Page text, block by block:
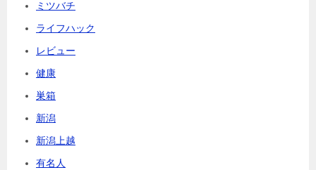
ミツバチ
ライフハック
レビュー
健康
巣箱
新潟
新潟上越
有名人